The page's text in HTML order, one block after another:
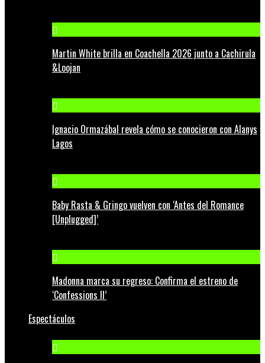
Martin White brilla en Coachella 2026 junto a Cachirula
&Loojan
Ignacio Ormazábal revela cómo se conocieron con Alanys
Lagos
Baby Rasta & Gringo vuelven con ‘Antes del Romance
[Unplugged]’
Madonna marca su regreso: Confirma el estreno de
‘Confessions II’
Espectáculos